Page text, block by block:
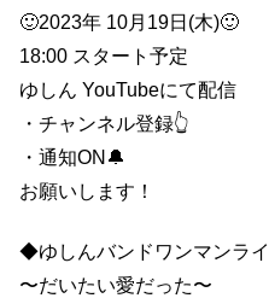
🙂2023年 10月19日(木)🙂
18:00 スタート予定
ゆしん YouTubeにて配信
・チャンネル登録👆
・通知ON🔔
お願いします！
◆ゆしんバンドワンマンラ
〜だいたい愛だった〜